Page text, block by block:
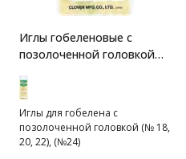
Иглы гобеленовые с
позолоченной головкой
Иглы для гобелена с
позолоченной головкой (№ 18,
20, 22), (№24)